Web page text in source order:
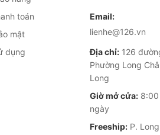
Pro đầu tiên chuyển từ
ràng, ít mỏi tay sau khi
quen máy nặng.
cổng USB-C: chung
dùng chuyển từ Android
qua USB-C nhanh hơn
toán
mật
dụng
Email:
lienhe@126.vn
Địa chỉ: 126
Phường Long
Long
Giờ mở cửa:
ngày
Freeship: P.